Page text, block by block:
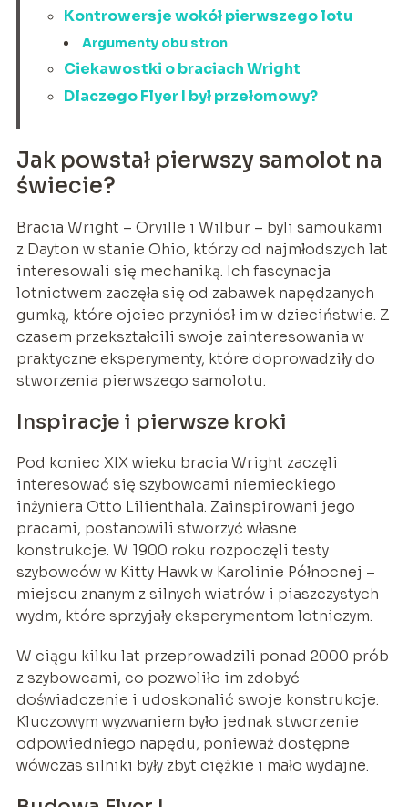
Kontrowersje wokół pierwszego lotu
Argumenty obu stron
Ciekawostki o braciach Wright
Dlaczego Flyer I był przełomowy?
Jak powstał pierwszy samolot na
świecie?
Bracia Wright – Orville i Wilbur – byli samoukami
z Dayton w stanie Ohio, którzy od najmłodszych lat
interesowali się mechaniką. Ich fascynacja
lotnictwem zaczęła się od zabawek napędzanych
gumką, które ojciec przyniósł im w dzieciństwie. Z
czasem przekształcili swoje zainteresowania w
praktyczne eksperymenty, które doprowadziły do
stworzenia pierwszego samolotu.
Inspiracje i pierwsze kroki
Pod koniec XIX wieku bracia Wright zaczęli
interesować się szybowcami niemieckiego
inżyniera Otto Lilienthala. Zainspirowani jego
pracami, postanowili stworzyć własne
konstrukcje. W 1900 roku rozpoczęli testy
szybowców w Kitty Hawk w Karolinie Północnej –
miejscu znanym z silnych wiatrów i piaszczystych
wydm, które sprzyjały eksperymentom lotniczym.
W ciągu kilku lat przeprowadzili ponad 2000 prób
z szybowcami, co pozwoliło im zdobyć
doświadczenie i udoskonalić swoje konstrukcje.
Kluczowym wyzwaniem było jednak stworzenie
odpowiedniego napędu, ponieważ dostępne
wówczas silniki były zbyt ciężkie i mało wydajne.